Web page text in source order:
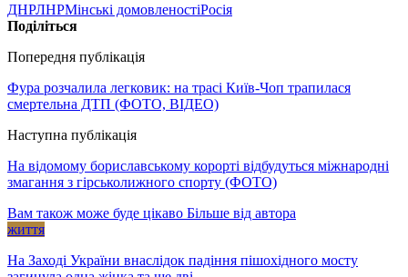
ДНРЛНРМінські домовленостіРосія
Поділіться
Попередня публікація
Фура розчалила легковик: на трасі Київ-Чоп трапилася
смертельна ДТП (ФОТО, ВІДЕО)
Наступна публікація
На відомому бориславському корорті відбудуться міжнародні
змагання з гірськолижного спорту (ФОТО)
Вам також може буде цікаво Більше від автора
життя
На Заході України внаслідок падіння пішохідного мосту